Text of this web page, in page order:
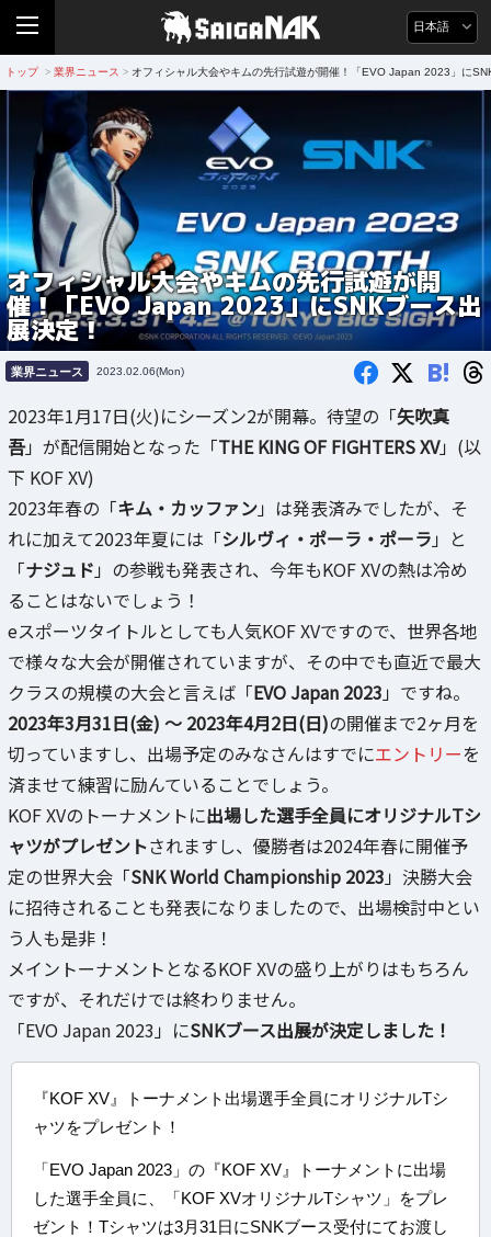
日本語
トップ > 業界ニュース > オフィシャル大会やキムの先行試遊が開催！「EVO Japan 2023」に
オフィシャル大会やキムの先行試遊が開
催！「EVO Japan 2023」にSNKブース出
展決定！
業界ニュース 2023.02.06(Mon) B!
2023年1月17日(火)にシーズン2が開幕。待望の「矢吹真
吾」が配信開始となった「THE KING OF FIGHTERS XV」(以
下 KOF XV)
2023年春の「キム・カッファン」は発表済みでしたが、そ
れに加えて2023年夏には「シルヴィ・ポーラ・ポーラ 」と
「ナジュド 」の参戦も発表され、今年もKOF XVの熱は冷め
ることはないでしょう！
eスポーツタイトルとしても人気KOF XVですので、世界各地
で様々な大会が開催されていますが、その中でも直近で最大
クラスの規模の大会と言えば「EVO Japan 2023 」ですね。
2023年3月31日(金) ～ 2023年4月2日(日)の開催まで2ヶ月を
切っていますし、出場予定のみなさんはすでにエントリーを
済ませて練習に励んていることでしょう。
KOF XVのトーナメントに出場した選手全員にオリジナルTシ
ャツがプレゼントされますし、優勝者は2024年春に開催予
定の世界大会「SNK World Championship 2023 」決勝大会
に招待されることも発表になりましたので、出場検討中とい
う人も是非！
メイントーナメントとなるKOF XVの盛り上がりはもちろん
ですが、それだけでは終わりません。
「EVO Japan 2023」にSNKブース出展が決定しました！
『KOF XV』トーナメント出場選手全員にオリジナルTシ
ャツをプレゼント！
「EVO Japan 2023」の『KOF XV』トーナメントに出場
した選手全員に、「KOF XVオリジナルTシャツ」をプレ
ゼント！Tシャツは3月31日にSNKブース受付にてお渡し